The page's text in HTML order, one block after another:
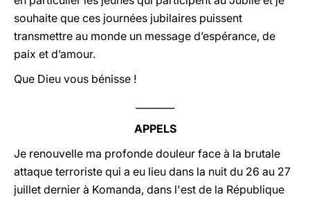
souhaite que ces journées jubilaires puissent
transmettre au monde un message d’espérance, de
paix et d’amour.
Que Dieu vous bénisse !
APPELS
Je renouvelle ma profonde douleur face à la brutale
attaque terroriste qui a eu lieu dans la nuit du 26 au 27
juillet dernier à Komanda, dans l'est de la République